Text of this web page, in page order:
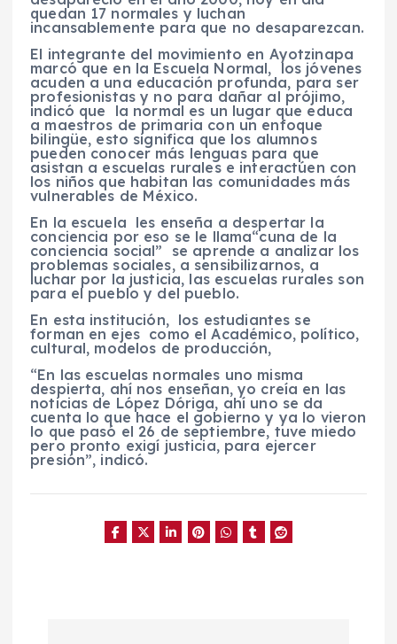
quedan 17 normales y luchan
incansablemente para que no desaparezcan.
El integrante del movimiento en Ayotzinapa
marcó que en la Escuela Normal, los jóvenes
acuden a una educación profunda, para ser
profesionistas y no para dañar al prójimo,
indicó que la normal es un lugar que educa
a maestros de primaria con un enfoque
bilingüe, esto significa que los alumnos
pueden conocer más lenguas para que
asistan a escuelas rurales e interactúen con
los niños que habitan las comunidades más
vulnerables de México.
En la escuela les enseña a despertar la
conciencia por eso se le llama“cuna de la
conciencia social” se aprende a analizar los
problemas sociales, a sensibilizarnos, a
luchar por la justicia, las escuelas rurales son
para el pueblo y del pueblo.
En esta institución, los estudiantes se
forman en ejes como el Académico, político,
cultural, modelos de producción,
“En las escuelas normales uno misma
despierta, ahí nos enseñan, yo creía en las
noticias de López Dóriga, ahí uno se da
cuenta lo que hace el gobierno y ya lo vieron
lo que pasó el 26 de septiembre, tuve miedo
pero pronto exigí justicia, para ejercer
presión”, indicó.